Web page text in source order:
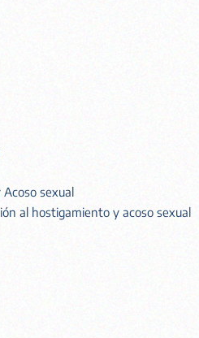
sexual
al hostigamiento y acoso sexual